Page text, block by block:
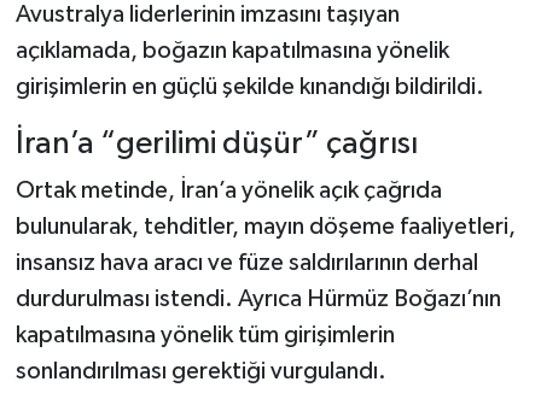
Avustralya liderlerinin imzasını taşıyan
açıklamada, boğazın kapatılmasına yönelik
girişimlerin en güçlü şekilde kınandığı bildirildi.
İran’a “gerilimi düşür” çağrısı
Ortak metinde, İran’a yönelik açık çağrıda
bulunularak, tehditler, mayın döşeme faaliyetleri,
insansız hava aracı ve füze saldırılarının derhal
durdurulması istendi. Ayrıca Hürmüz Boğazı’nın
kapatılmasına yönelik tüm girişimlerin
sonlandırılması gerektiği vurgulandı.